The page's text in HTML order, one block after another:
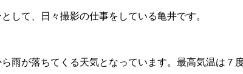
して、日々撮影の仕事をしている亀井です。
雨が落ちてくる天気となっています。最高気温は７